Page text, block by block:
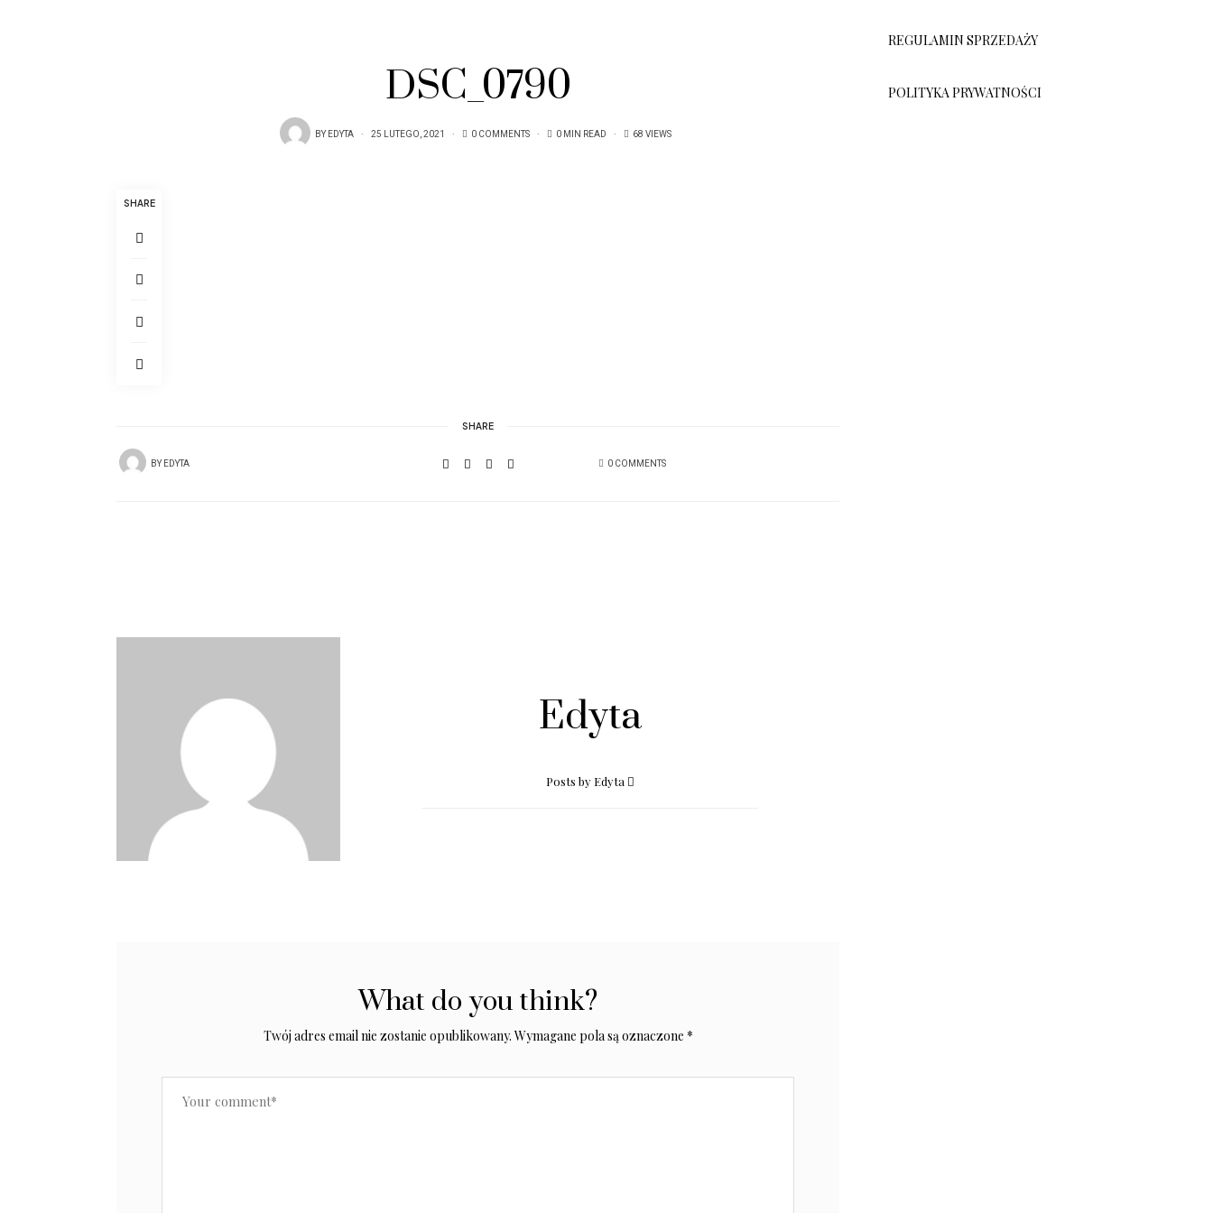
DSC_0790
BYEDYTA 25 LUTEGO, 2021 0 COMMENTS 0 MIN READ 68 VIEWS
SHARE
SHARE
BYEDYTA 0 COMMENTS
Edyta
Posts by Edyta
What do you think?
Twój adres email nie zostanie opublikowany.Wymagane pola są oznaczone *
REGULAMIN SPRZEDAŻY
POLITYKA PRYWATNOŚCI